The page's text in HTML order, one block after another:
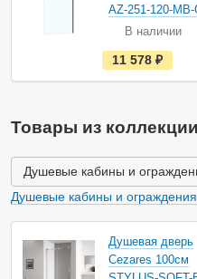
AZ-251-120-MB-
В наличии
е
с
т
а
и
ч
и
и
11 578
Товары из
Душевые кабины и
Душевые кабины и
Душевая дверь
Cezares 100см